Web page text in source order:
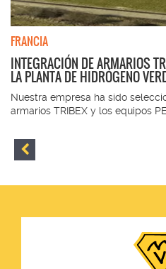
FRANCIA
INTEGRACIÓN DE ARMARIOS
LA PLANTA DE HIDRÓGENO
Nuestra empresa ha sido
armarios TRIBEX y los equipos